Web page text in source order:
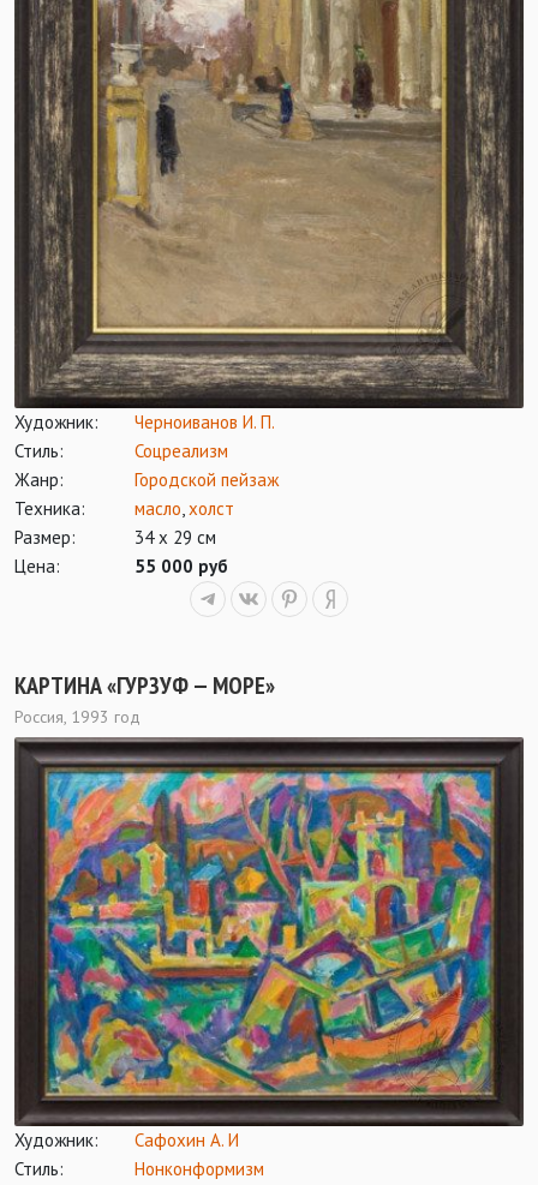
Художник:
Черноиванов И. П.
Стиль:
Соцреализм
Жанр:
Городской пейзаж
Техника:
масло,холст
Размер:
34 х 29 см
Цена:
55 000 руб
КАРТИНА «ГУРЗУФ — МОРЕ»
Россия, 1993 год
Художник:
Сафохин А. И
Стиль:
Нонконформизм